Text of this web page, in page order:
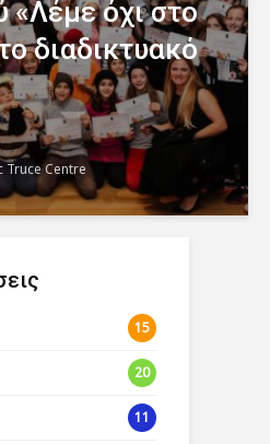
«Λέμε όχι στο
διαδικτυακό
Centre
15
20
11